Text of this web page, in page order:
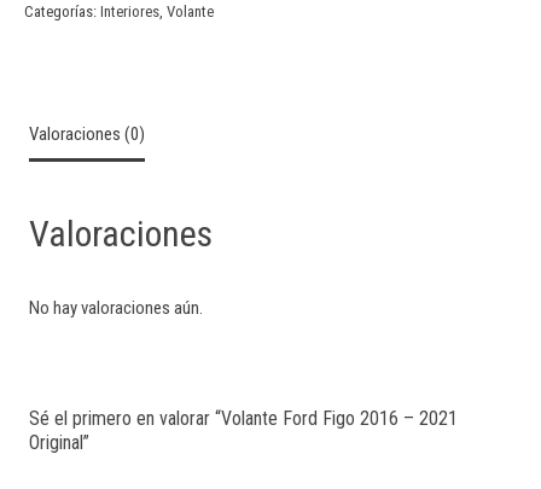
Categorías: Interiores Volante
Valoraciones (0)
Valoraciones
No hay valoraciones aún.
Sé el primero en valorar “Volante Ford Figo 2016 – 2021
Original”